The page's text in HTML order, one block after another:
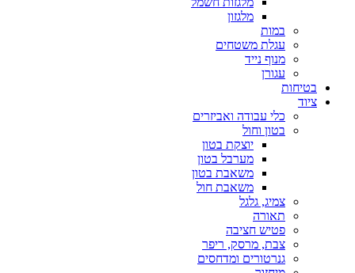
מלגזון
במות
עגלת משטחים
מנוף נייד
עגורן
בטיחות
ציוד
כלי עבודה ואביזרים
בטון וחול
יוצקת בטון
מערבל בטון
משאבת בטון
משאבת חול
צמיג, גלגל
תאורה
פטיש חציבה
צבת, מרסק, ריפר
גנרטורים ומדחסים